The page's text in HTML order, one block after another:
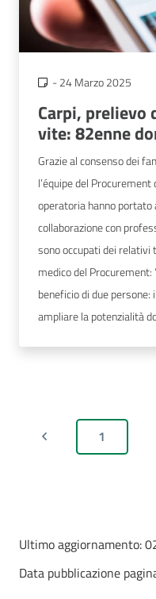
-24 Marzo 2025
Carpi, prelievo
vite: 82enne
Grazie al consenso dei
l’équipe del
operatoria hanno portato
collaborazione con
sono occupati dei
medico del
beneficio di due
ampliare la potenzialità
1
Ultimo aggiornamento:
Data pubblicazione